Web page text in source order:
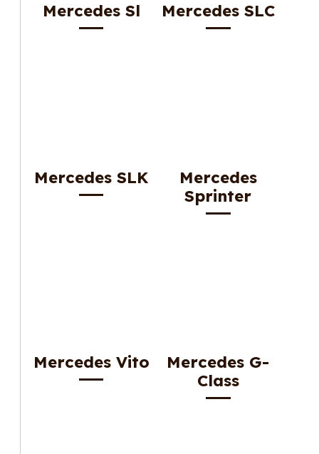
Mercedes Sl Mercedes SLC
Mercedes SLK
Mercedes
Sprinter
Mercedes Vito
Mercedes G-
Class